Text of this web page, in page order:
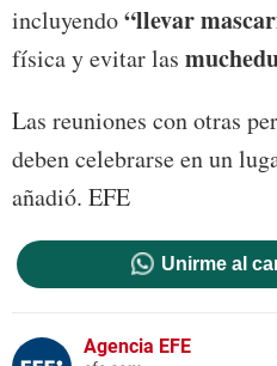
incluyendo“llevar
física y evitar las
Las reuniones con otras
deben celebrarse en un
añadió. EFE
Unirme al
Agencia EFE